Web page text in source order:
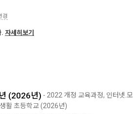
경
. 자세히보기
(2026년) - 2022 개정 교육과정, 인터넷.모
활 초등학교 (2026년)